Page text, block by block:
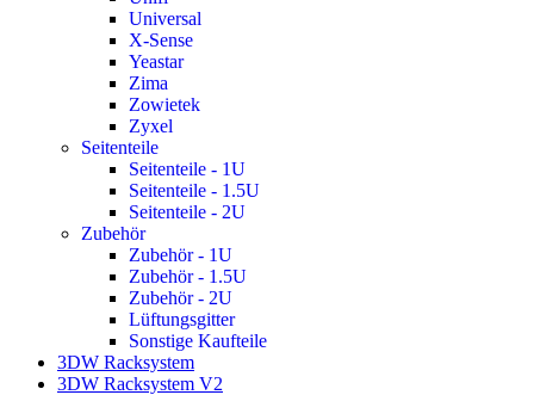
Universal
X-Sense
Yeastar
Zima
Zowietek
Zyxel
Seitenteile
Seitenteile - 1U
Seitenteile - 1.5U
Seitenteile - 2U
Zubehör
Zubehör - 1U
Zubehör - 1.5U
Zubehör - 2U
Lüftungsgitter
Sonstige Kaufteile
3DW Racksystem
3DW Racksystem V2